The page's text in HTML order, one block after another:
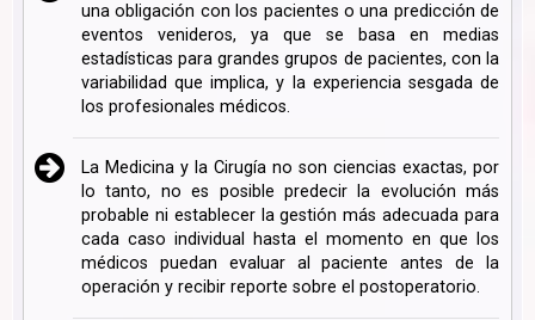
una obligación con los pacientes o una predicción de
eventos venideros, ya que se basa en medias
estadísticas para grandes grupos de pacientes, con la
variabilidad que implica, y la experiencia sesgada de
los profesionales médicos.
La Medicina y la Cirugía no son ciencias exactas, por
lo tanto, no es posible predecir la evolución más
probable ni establecer la gestión más adecuada para
cada caso individual hasta el momento en que los
médicos puedan evaluar al paciente antes de la
operación y recibir reporte sobre el postoperatorio.